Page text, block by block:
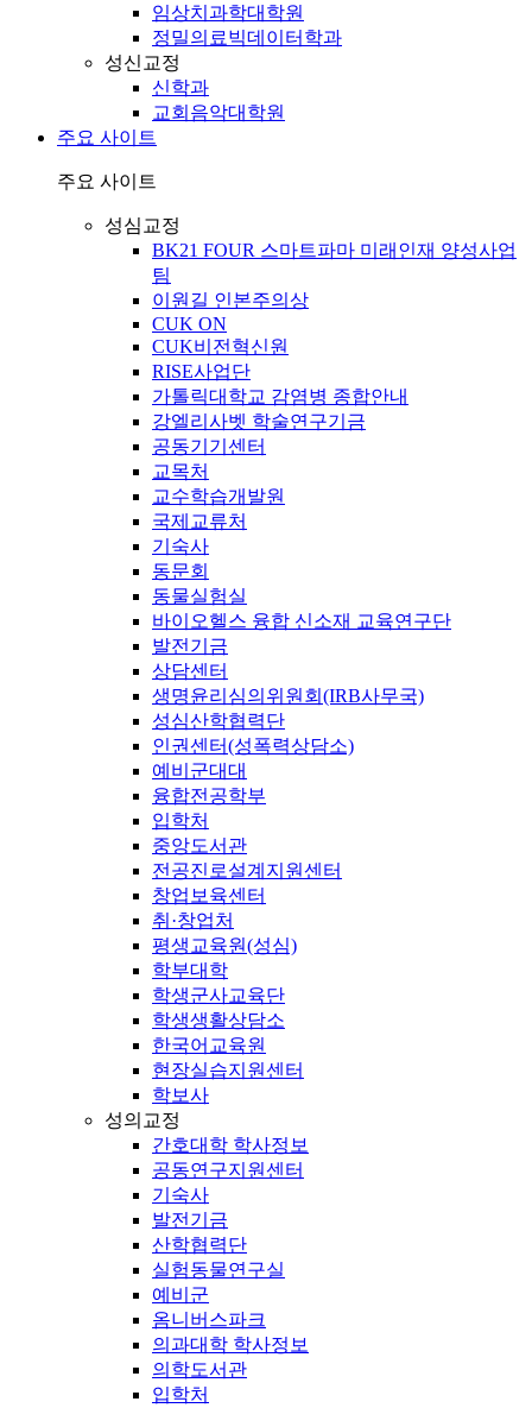
임상치과학대학원
정밀의료빅데이터학과
성신교정
신학과
교회음악대학원
주요 사이트
주요 사이트
성심교정
BK21 FOUR 스마트파마 미래인재 양성사업
팀
이원길 인본주의상
CUK ON
CUK비전혁신원
RISE사업단
가톨릭대학교 감염병 종합안내
강엘리사벳 학술연구기금
공동기기센터
교목처
교수학습개발원
국제교류처
기숙사
동문회
동물실험실
바이오헬스 융합 신소재 교육연구단
발전기금
상담센터
생명윤리심의위원회(IRB사무국)
성심산학협력단
인권센터(성폭력상담소)
예비군대대
융합전공학부
입학처
중앙도서관
전공진로설계지원센터
창업보육센터
취·창업처
평생교육원(성심)
학부대학
학생군사교육단
학생생활상담소
한국어교육원
현장실습지원센터
학보사
성의교정
간호대학 학사정보
공동연구지원센터
기숙사
발전기금
산학협력단
실험동물연구실
예비군
옴니버스파크
의과대학 학사정보
의학도서관
입학처